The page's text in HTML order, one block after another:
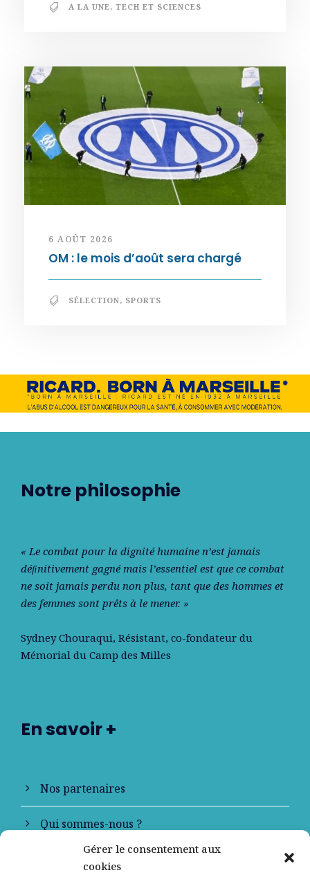
Gérer le consentement aux
cookies
A LA UNE, TECH ET SCIENCES
6 AOÛT 2026
OM : le mois d’août sera chargé
SÉLECTION, SPORTS
Notre philosophie
« Le combat pour la dignité humaine n’est jamais
déﬁnitivement gagné mais l’essentiel est que ce combat
ne soit jamais perdu non plus, tant que des hommes et
des femmes sont prêts à le mener. »
Sydney Chouraqui, Résistant, co-fondateur du
Mémorial du Camp des Milles
En savoir +
Nos partenaires
Qui sommes-nous ?
Contactez-nous